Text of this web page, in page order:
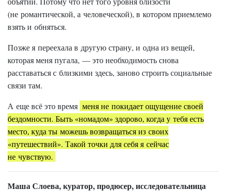
(не романтической, а человеческой), в котором приемлемо
взять и обняться.
Позже я переехала в другую страну, и одна из вещей,
которая меня пугала, — это необходимость снова
расставаться с близкими здесь, заново строить социальные
связи там.
А еще всё это время меня не покидает ощущение своей
бездомности. Быть «номадом» здорово, когда у тебя есть
место, куда ты можешь возвращаться из своих
«путешествий». Такой точки для себя я сейчас
не чувствую.
Маша Слоева, куратор, продюсер, исследовательница